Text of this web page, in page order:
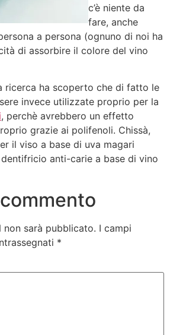
c’è niente da
fare, anche
a persona (ognuno di noi ha
di assorbire il colore del vino
ricerca ha scoperto che di fatto le
invece utilizzate proprio per la
, perchè avrebbero un effetto
grazie ai polifenoli. Chissà,
il viso a base di uva magari
anti-carie a base di vino
sarà pubblicato. I campi
*